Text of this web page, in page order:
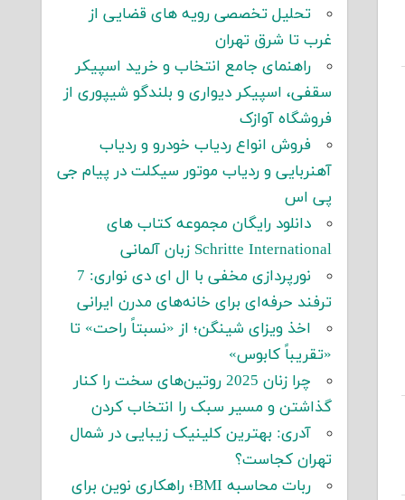
تحلیل تخصصی رویه های قضایی از
غرب تا شرق تهران
راهنمای جامع انتخاب و خرید اسپیکر
سقفی، اسپیکر دیواری و بلندگو شیپوری از
فروشگاه آوازک
فروش انواع ردیاب خودرو و ردیاب
آهنربایی و ردیاب موتور سیکلت در پیام جی
پی اس
دانلود رایگان مجموعه کتاب های
Schritte International زبان آلمانی
نورپردازی مخفی با ال ای دی نواری: 7
ترفند حرفه‌ای برای خانه‌های مدرن ایرانی
اخذ ویزای شینگن؛ از «نسبتاً راحت» تا
«تقریباً کابوس»
چرا زنان 2025 روتین‌های سخت را کنار
گذاشتن و مسیر سبک را انتخاب کردن
آدری: بهترین کلینیک زیبایی در شمال
تهران کجاست؟
ربات محاسبه BMI؛ راهکاری نوین برای